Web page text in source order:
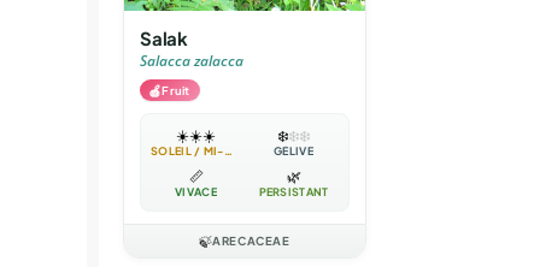
Salak
Salacca zalacca
🍎Fruit
☀️☀️☀️
SOLEIL / MI-OMBRE
❄️❄️❄️
GÉLIVE
📏
VIVACE
🌿
PERSISTANT
🍃ARECACEAE